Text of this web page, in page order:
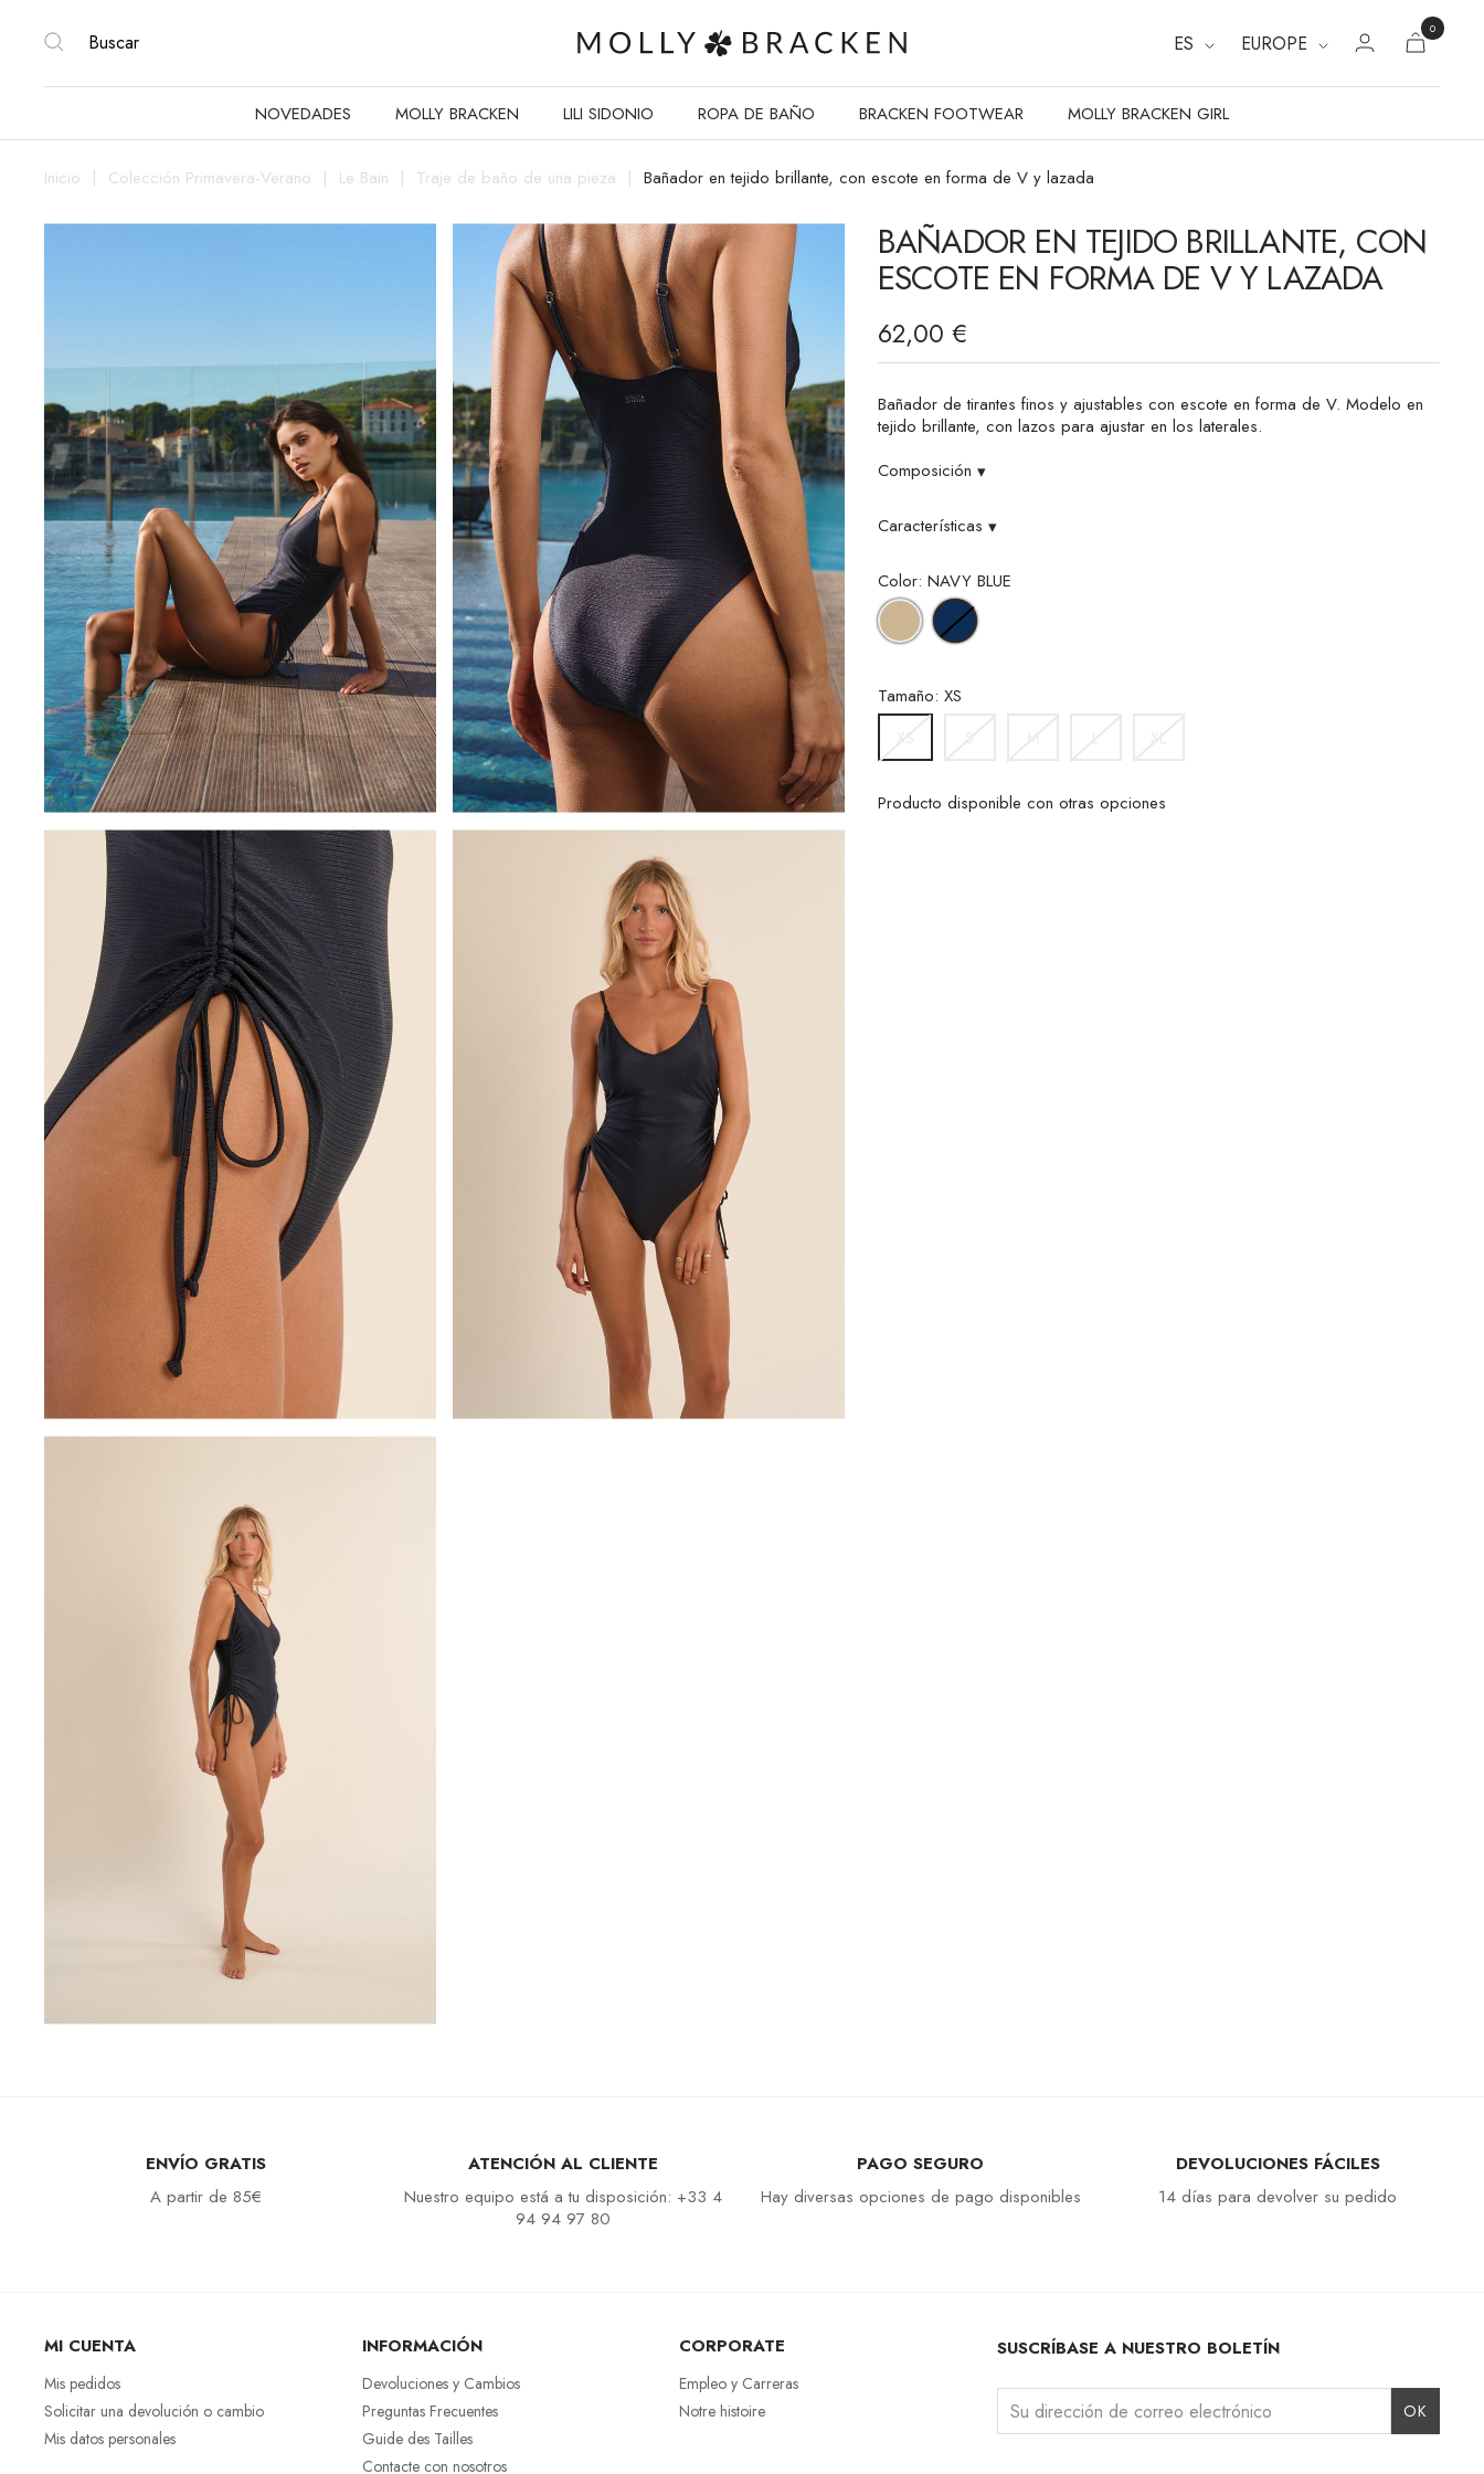
ES EUROPE
0
NOVEDADES MOLLY BRACKEN LILI SIDONIO ROPA DE BAÑO BRACKEN FOOTWEAR MOLLY BRACKEN GIRL
Inicio Colección Primavera-Verano Le Bain Traje de baño de una pieza Bañador en tejido brillante, con escote en forma de V y lazada
BAÑADOR EN TEJIDO BRILLANTE, CON
ESCOTE EN FORMA DE V Y LAZADA
62,00 €
Bañador de tirantes finos y ajustables con escote en forma de V. Modelo en
tejido brillante, con lazos para ajustar en los laterales.
Composición ▾
Características ▾
Color: NAVY BLUE
BEIGE
NAVY
BLUE
Tamaño: XS
Producto disponible con otras opciones
ENVÍO GRATIS
A partir de 85€
ATENCIÓN AL CLIENTE
Nuestro equipo está a tu disposición: +33 4
94 94 97 80
PAGO SEGURO
Hay diversas opciones de pago disponibles
DEVOLUCIONES FÁCILES
14 días para devolver su pedido
MI CUENTA
Mis pedidos
Solicitar una devolución o cambio
Mis datos personales
INFORMACIÓN
Devoluciones y Cambios
Preguntas Frecuentes
Guide des Tailles
Contacte con nosotros
CORPORATE
Empleo y Carreras
Notre histoire
SUSCRÍBASE A NUESTRO BOLETÍN